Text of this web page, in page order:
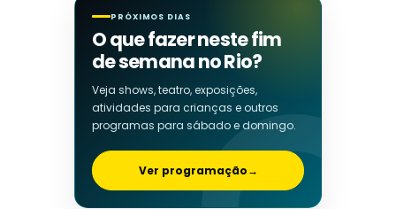
PRÓXIMOS DIAS
O que fazer neste fim
de semana no Rio?
Veja shows, teatro, exposições,
atividades para crianças e outros
programas para sábado e domingo.
Ver programação→